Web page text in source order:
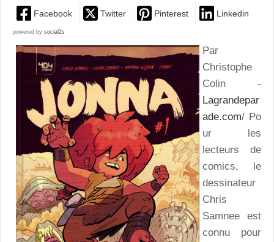
Facebook Twitter Pinterest Linkedin
powered by social2s
Par
Christophe
Colin -
Lagrandepar
ade.com/ Po
ur les
lecteurs de
comics, le
dessinateur
Chris
Samnee est
connu pour